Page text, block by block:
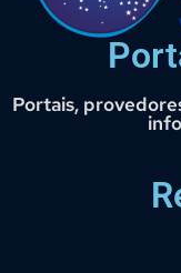
Portais,